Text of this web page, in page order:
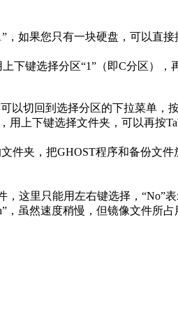
如果您只有一块硬盘，可以直接
键选择分区“1”（即C分区），
以切回到选择分区的下拉菜单
上下键选择文件夹，可以再按
件夹，把GHOST程序和备份文
，这里只能用左右键选择，
虽然速度稍慢，但镜像文件所